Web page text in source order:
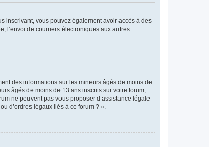
inscrivant, vous pouvez également avoir accès à des
l’envoi de courriers électroniques aux autres
des informations sur les mineurs âgés de moins de
âgés de moins de 13 ans inscrits sur votre forum,
ne peuvent pas vous proposer d’assistance légale
d’ordres légaux liés à ce forum ? ».